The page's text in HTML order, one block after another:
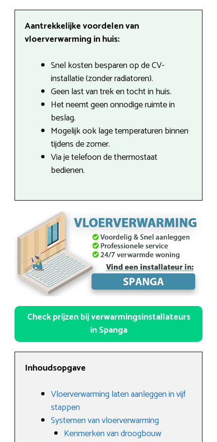
Aantrekkelijke voordelen van
vloerverwarming in huis:
Snel kosten besparen op de CV-
installatie (zonder radiatoren).
Geen last van trek en tocht in huis.
Het neemt geen onnodige ruimte in
beslag.
Mogelijk ook lage temperaturen binnen
tijdens de zomer.
Via je telefoon de thermostaat
bedienen.
Check prijzen bij verwarmingsinstallateurs
in Spanga
Inhoudsopgave
Vloerverwarming laten aanleggen in vijf
stappen
Systemen van vloerverwarming
Kenmerken van droogbouw